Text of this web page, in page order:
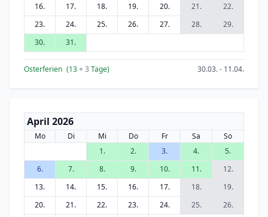
16.
17. 18. 19. 20. 21.
22.
23.
24. 25. 26. 27. 28.
29.
30.
31.
Osterferien (13+ 3 Tage) 30.03. - 11.04.
April 2026
Mo Di Mi Do Fr Sa
So
1.
2. 3. 4.
5.
6.
7. 8. 9. 10. 11.
12.
13.
14. 15. 16. 17. 18.
19.
20.
21. 22. 23. 24. 25.
26.